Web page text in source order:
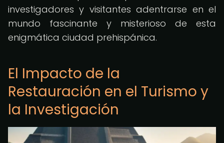
investigadores y visitantes adentrarse en el
mundo fascinante y misterioso de esta
enigmática ciudad prehispánica.
El Impacto de la
Restauración en el Turismo y
la Investigación